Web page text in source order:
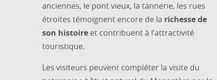
anciennes, le pont vieux, la tannerie, les rues
étroites témoignent encore de la richesse de
son histoire et contribuent à l’attractivité
touristique.
Les visiteurs peuvent compléter la visite du